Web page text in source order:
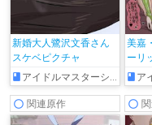
新婚大人鷺沢文香さん
スケベピクチャ
アイドルマスターシンデレラガールズ
美嘉
ーリ
ーび
アイ
関連原作